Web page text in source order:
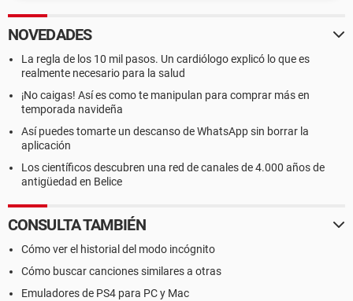
NOVEDADES
La regla de los 10 mil pasos. Un cardiólogo explicó lo que es
realmente necesario para la salud
¡No caigas! Así es como te manipulan para comprar más en
temporada navideña
Así puedes tomarte un descanso de WhatsApp sin borrar la
aplicación
Los científicos descubren una red de canales de 4.000 años de
antigüedad en Belice
CONSULTA TAMBIÉN
Cómo ver el historial del modo incógnito
Cómo buscar canciones similares a otras
Emuladores de PS4 para PC y Mac